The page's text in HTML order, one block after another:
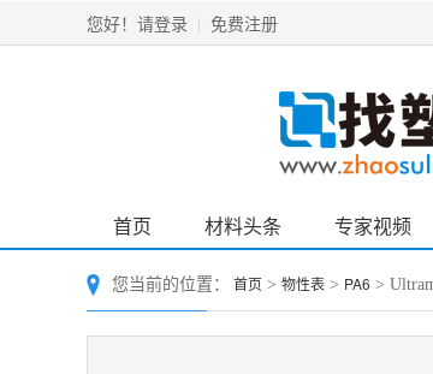
您好！ 请登录 免费注册
首页 材料头条 专家视频
您当前的位置： 首页 > 物性表 > PA6 >